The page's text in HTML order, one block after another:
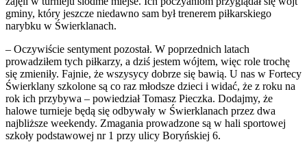
gminy, który jeszcze niedawno sam był trenerem piłkarskiego
narybku w Świerklanach.
– Oczywiście sentyment pozostał. W poprzednich latach
prowadziłem tych piłkarzy, a dziś jestem wójtem, więc role trochę
się zmieniły. Fajnie, że wszysycy dobrze się bawią. U nas w Fortecy
Świerklany szkolone są co raz młodsze dzieci i widać, że z roku na
rok ich przybywa – powiedział Tomasz Pieczka. Dodajmy, że
halowe turnieje będą się odbywały w Świerklanach przez dwa
najbliższe weekendy. Zmagania prowadzone są w hali sportowej
szkoły podstawowej nr 1 przy ulicy Boryńskiej 6.